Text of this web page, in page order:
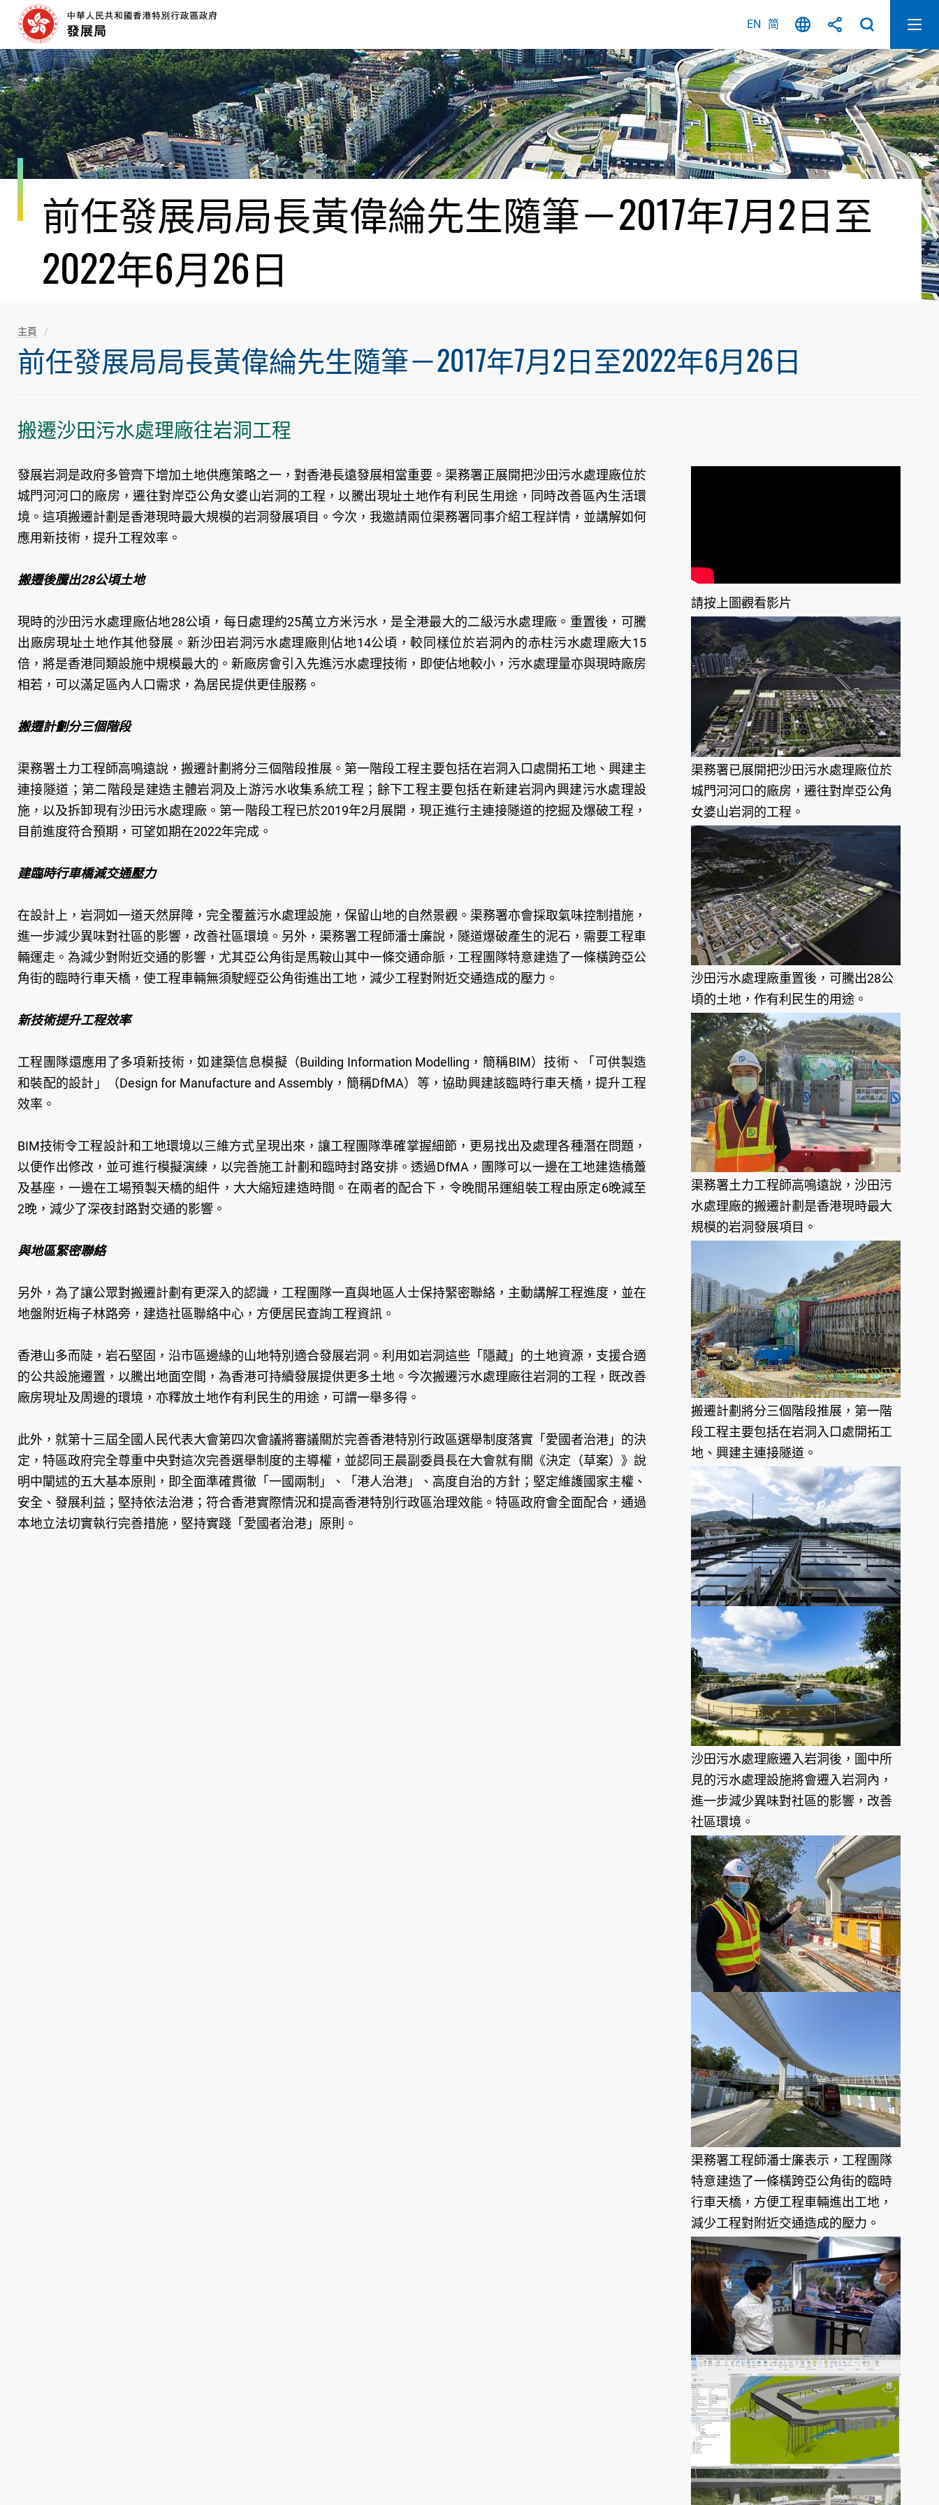
容
開
始
EN 简
前任發展局局長黃偉綸先生隨筆－2017年7月2日至
2022年6月26日
主頁
前任發展局局長黃偉綸先生隨筆－2017年7月2日至2022年6月26日
搬遷沙田污水處理廠往岩洞工程
發展岩洞是政府多管齊下增加土地供應策略之一，對香港長遠發展相當重要。渠務署正展開把沙田污水處理廠位於
城門河河口的廠房，遷往對岸亞公角女婆山岩洞的工程，以騰出現址土地作有利民生用途，同時改善區內生活環
境。這項搬遷計劃是香港現時最大規模的岩洞發展項目。今次，我邀請兩位渠務署同事介紹工程詳情，並講解如何
應用新技術，提升工程效率。
搬遷後騰出28公頃土地
現時的沙田污水處理廠佔地28公頃，每日處理約25萬立方米污水，是全港最大的二級污水處理廠。重置後，可騰
出廠房現址土地作其他發展。新沙田岩洞污水處理廠則佔地14公頃，較同樣位於岩洞內的赤柱污水處理廠大15
倍，將是香港同類設施中規模最大的。新廠房會引入先進污水處理技術，即使佔地較小，污水處理量亦與現時廠房
相若，可以滿足區內人口需求，為居民提供更佳服務。
搬遷計劃分三個階段
渠務署土力工程師高鳴遠說，搬遷計劃將分三個階段推展。第一階段工程主要包括在岩洞入口處開拓工地、興建主
連接隧道；第二階段是建造主體岩洞及上游污水收集系統工程；餘下工程主要包括在新建岩洞內興建污水處理設
施，以及拆卸現有沙田污水處理廠。第一階段工程已於2019年2月展開，現正進行主連接隧道的挖掘及爆破工程，
目前進度符合預期，可望如期在2022年完成。
建臨時行車橋減交通壓力
在設計上，岩洞如一道天然屏障，完全覆蓋污水處理設施，保留山地的自然景觀。渠務署亦會採取氣味控制措施，
進一步減少異味對社區的影響，改善社區環境。另外，渠務署工程師潘士廉說，隧道爆破產生的泥石，需要工程車
輛運走。為減少對附近交通的影響，尤其亞公角街是馬鞍山其中一條交通命脈，工程團隊特意建造了一條橫跨亞公
角街的臨時行車天橋，使工程車輛無須駛經亞公角街進出工地，減少工程對附近交通造成的壓力。
新技術提升工程效率
工程團隊還應用了多項新技術，如建築信息模擬（Building Information Modelling，簡稱BIM）技術、「可供製造
和裝配的設計」（Design for Manufacture and Assembly，簡稱DfMA）等，協助興建該臨時行車天橋，提升工程
效率。
BIM技術令工程設計和工地環境以三維方式呈現出來，讓工程團隊準確掌握細節，更易找出及處理各種潛在問題，
以便作出修改，並可進行模擬演練，以完善施工計劃和臨時封路安排。透過DfMA，團隊可以一邊在工地建造橋躉
及基座，一邊在工場預製天橋的組件，大大縮短建造時間。在兩者的配合下，令晚間吊運組裝工程由原定6晚減至
2晚，減少了深夜封路對交通的影響。
與地區緊密聯絡
另外，為了讓公眾對搬遷計劃有更深入的認識，工程團隊一直與地區人士保持緊密聯絡，主動講解工程進度，並在
地盤附近梅子林路旁，建造社區聯絡中心，方便居民查詢工程資訊。
香港山多而陡，岩石堅固，沿市區邊緣的山地特別適合發展岩洞。利用如岩洞這些「隱藏」的土地資源，支援合適
的公共設施遷置，以騰出地面空間，為香港可持續發展提供更多土地。今次搬遷污水處理廠往岩洞的工程，既改善
廠房現址及周邊的環境，亦釋放土地作有利民生的用途，可謂一舉多得。
此外，就第十三屆全國人民代表大會第四次會議將審議關於完善香港特別行政區選舉制度落實「愛國者治港」的決
定，特區政府完全尊重中央對這次完善選舉制度的主導權，並認同王晨副委員長在大會就有關《決定（草案）》說
明中闡述的五大基本原則，即全面準確貫徹「一國兩制」、「港人治港」、高度自治的方針；堅定維護國家主權、
安全、發展利益；堅持依法治港；符合香港實際情況和提高香港特別行政區治理效能。特區政府會全面配合，通過
本地立法切實執行完善措施，堅持實踐「愛國者治港」原則。
請按上圖觀看影片
渠務署已展開把沙田污水處理廠位於
城門河河口的廠房，遷往對岸亞公角
女婆山岩洞的工程。
沙田污水處理廠重置後，可騰出28公
頃的土地，作有利民生的用途。
渠務署土力工程師高鳴遠說，沙田污
水處理廠的搬遷計劃是香港現時最大
規模的岩洞發展項目。
搬遷計劃將分三個階段推展，第一階
段工程主要包括在岩洞入口處開拓工
地、興建主連接隧道。
沙田污水處理廠遷入岩洞後，圖中所
見的污水處理設施將會遷入岩洞內，
進一步減少異味對社區的影響，改善
社區環境。
渠務署工程師潘士廉表示，工程團隊
特意建造了一條橫跨亞公角街的臨時
行車天橋，方便工程車輛進出工地，
減少工程對附近交通造成的壓力。